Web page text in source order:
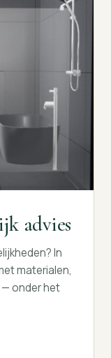
advies
In
materialen,
onder het